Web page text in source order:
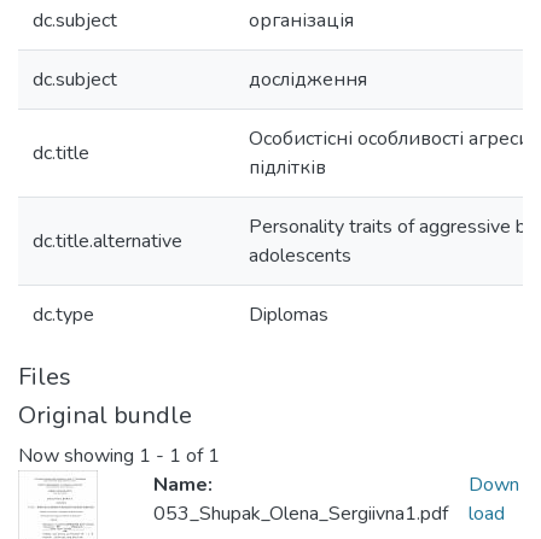
dc.subject організація
dc.subject дослідження
dc.title
Особистісні особливості
підлітків
dc.title.alternative
Personality traits of aggressive
adolescents
dc.type Diplomas
Files
Original bundle
Now showing 1 - 1 of 1
Name:
053_Shupak_Olena_Sergiivna1.pdf
Down
load